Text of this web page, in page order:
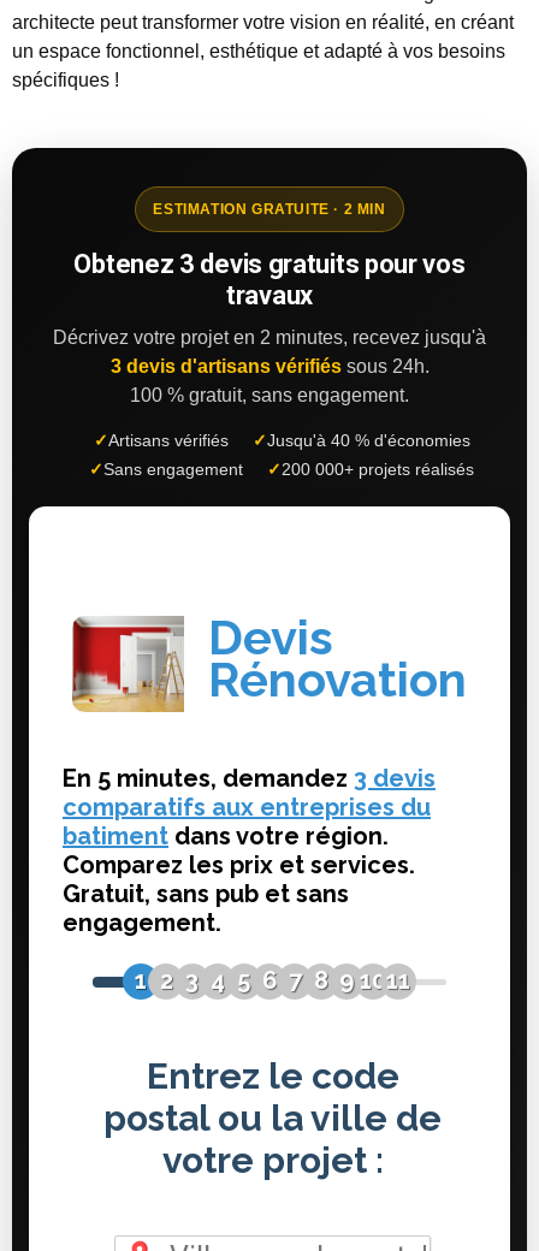
architecte peut transformer votre vision en réalité, en créant
un espace fonctionnel, esthétique et adapté à vos besoins
spécifiques !
ESTIMATION GRATUITE · 2 MIN
Obtenez 3 devis gratuits pour vos
travaux
Décrivez votre projet en 2 minutes, recevez jusqu'à
3 devis d'artisans vérifiéssous 24h.
100 % gratuit, sans engagement.
✓Artisans vérifiés ✓Jusqu'à 40 % d'économies
✓Sans engagement ✓200 000+ projets réalisés